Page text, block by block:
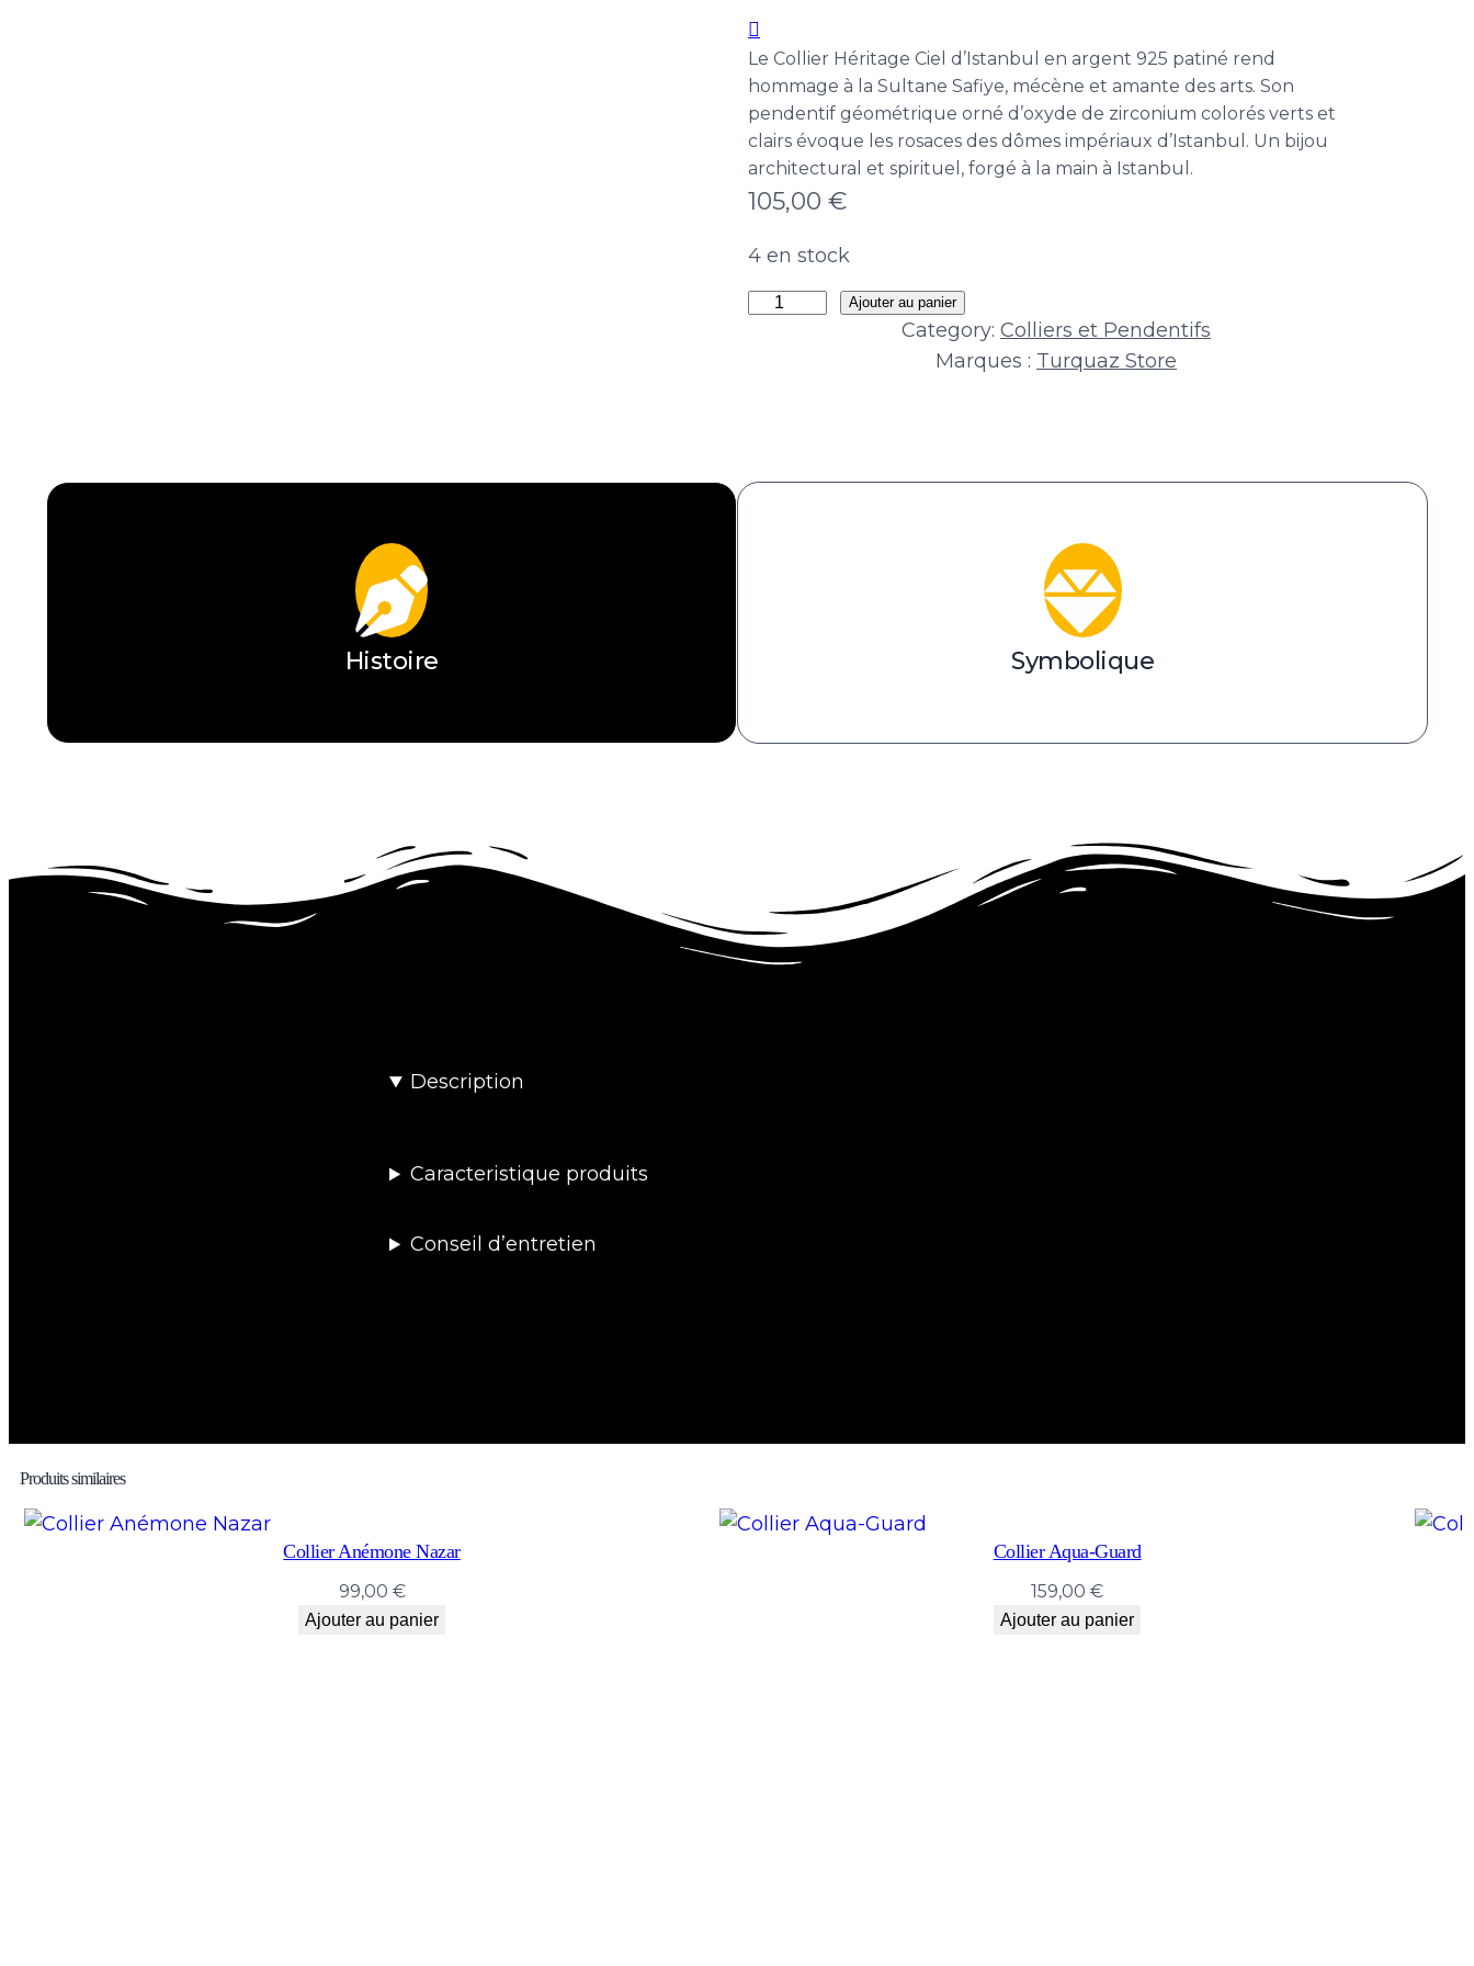
Le Collier Héritage Ciel d’Istanbul en argent 925 patiné rend
hommage à la Sultane Safiye, mécène et amante des arts. Son
pendentif géométrique orné d’oxyde de zirconium colorés verts et
clairs évoque les rosaces des dômes impériaux d’Istanbul. Un bijou
architectural et spirituel, forgé à la main à Istanbul.
105,00 €
4 en stock
quantité
Ajouter au panier
Category: Colliers et Pendentifs
Marques : Turquaz Store
Histoire Symbolique
Description
Caracteristique produits
Conseil d’entretien
Produits similaires
Collier Anémone Nazar
99,00 €
Ajouter au panier
Collier Aqua-Guard
159,00€
Ajouter au panier